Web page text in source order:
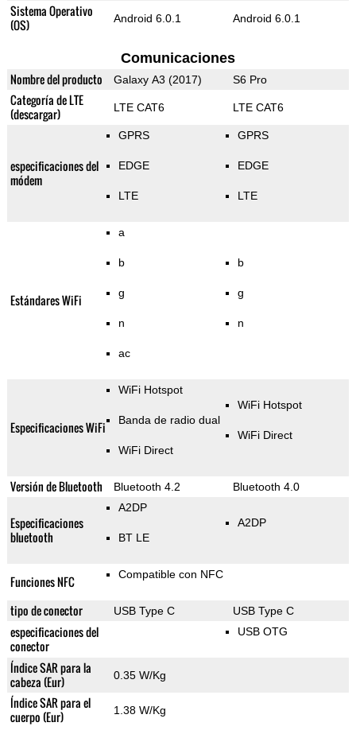
Sistema Operativo
(OS)
Android 6.0.1 Android 6.0.1
Comunicaciones
Nombre del producto Galaxy A3 (2017) S6 Pro
Categoría de LTE
(descargar)
LTE CAT6 LTE CAT6
especificaciones del
módem
GPRS
EDGE
LTE
GPRS
EDGE
LTE
Estándares WiFi
a
b
g
n
ac
b
g
n
Especificaciones WiFi
WiFi Hotspot
Banda de radio dual
WiFi Direct
WiFi Hotspot
WiFi Direct
Versión de Bluetooth Bluetooth 4.2 Bluetooth 4.0
Especificaciones
bluetooth
A2DP
BT LE
A2DP
Funciones NFC Compatible con NFC
tipo de conector USB Type C USB Type C
especificaciones del
conector
USB OTG
Índice SAR para la
cabeza (Eur)
0.35 W/Kg
Índice SAR para el
cuerpo (Eur)
1.38 W/Kg